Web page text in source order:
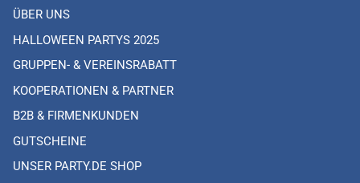
ÜBER UNS
HALLOWEEN PARTYS 2025
GRUPPEN- & VEREINSRABATT
KOOPERATIONEN & PARTNER
B2B & FIRMENKUNDEN
GUTSCHEINE
UNSER PARTY.DE SHOP